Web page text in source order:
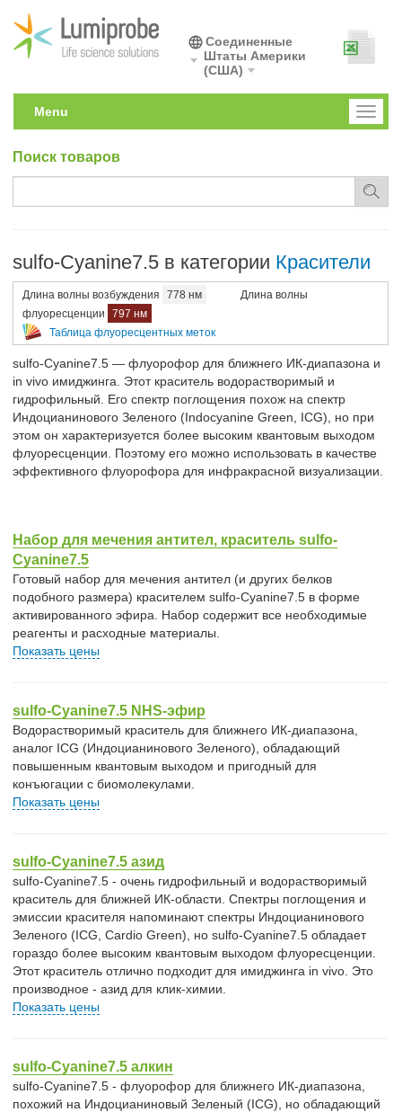
Соединенные
Штаты Америки
(США)
Toggle
Menu
Поиск товаров
sulfo-Cyanine7.5 в категории Красители
Длина волны возбуждения 778 нм
Длина волны
флуоресценции
797 нм
Таблица флуоресцентных меток
sulfo-Cyanine7.5 — флуорофор для ближнего ИК-диапазона и
in vivo имиджинга. Этот краситель водорастворимый и
гидрофильный. Его спектр поглощения похож на спектр
Индоцианинового Зеленого (Indocyanine Green, ICG), но при
этом он характеризуется более высоким квантовым выходом
флуоресценции. Поэтому его можно использовать в качестве
эффективного флуорофора для инфракрасной визуализации.
Набор для мечения антител, краситель sulfo-
Cyanine7.5
Готовый набор для мечения антител (и других белков
подобного размера) красителем sulfo-Cyanine7.5 в форме
активированного эфира. Набор содержит все необходимые
реагенты и расходные материалы.
Показать цены
sulfo-Cyanine7.5 NHS-эфир
Водорастворимый краситель для ближнего ИК-диапазона,
аналог ICG (Индоцианинового Зеленого), обладающий
повышенным квантовым выходом и пригодный для
конъюгации с биомолекулами.
Показать цены
sulfo-Cyanine7.5 азид
sulfo-Cyanine7.5 - очень гидрофильный и водорастворимый
краситель для ближней ИК-области. Спектры поглощения и
эмиссии красителя напоминают спектры Индоцианинового
Зеленого (ICG, Cardio Green), но sulfo-Cyanine7.5 обладает
гораздо более высоким квантовым выходом флуоресценции.
Этот краситель отлично подходит для имиджинга in vivo. Это
производное - азид для клик-химии.
Показать цены
sulfo-Cyanine7.5 алкин
sulfo-Cyanine7.5 - флуорофор для ближнего ИК-диапазона,
похожий на Индоцианиновый Зеленый (ICG), но обладающий